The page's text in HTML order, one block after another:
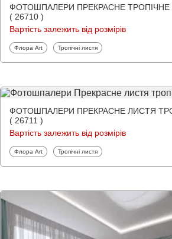
ФОТОШПАЛЕРИ ПРЕКРАСНЕ ТРОПІЧНЕ
( 26710 )
Вартість залежить від розмірів
Фотошпалери
Флора Art Фотошпалери
Тропічні листя
ФОТОШПАЛЕРИ ПРЕКРАСНЕ ЛИСТЯ
( 26711 )
Вартість залежить від розмірів
Фотошпалери
Флора Art Фотошпалери
Тропічні листя